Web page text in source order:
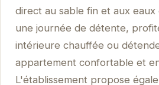
direct au sable fin et aux eaux
une journée de détente,
intérieure chauffée ou
appartement confortable et
L'établissement propose